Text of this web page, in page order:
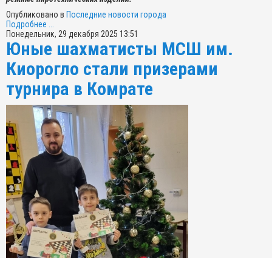
Опубликовано в Последние новости города
Подробнее ...
Понедельник, 29 декабря 2025 13:51
Юные шахматисты МСШ им.
Киорогло стали призерами
турнира в Комрате